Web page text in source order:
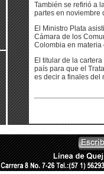
También se refirió a
partes en noviembre
El Ministro Plata
Cámara de los
Colombia en
El titular de la
país para que el
es decir a finales del